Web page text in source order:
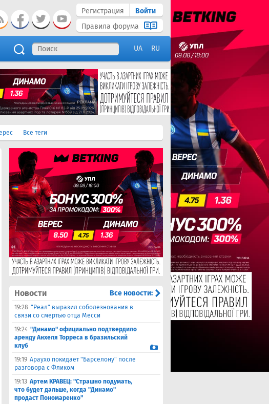
Регистрация
Войти
Правила форума
UA RU
Все теги
Новости Все новости:
19:28 "Реал" выразил соболезнования в
связи со смертью отца Месси
19:24 "Динамо" официально подтвердило
аренду Анхеля Торреса в бразильский
клуб
19:19 Араухо покидает "Барселону" после
разговора с Фликом
19:13 Артем КРАВЕЦ: "Страшно подумать,
что будет дальше, когда "Динамо"
продаст Пономаренко"